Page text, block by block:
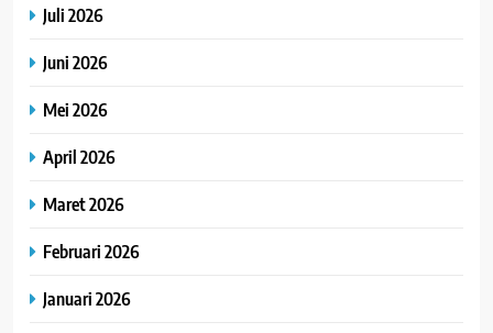
Juli 2026
Juni 2026
Mei 2026
April 2026
Maret 2026
Februari 2026
Januari 2026